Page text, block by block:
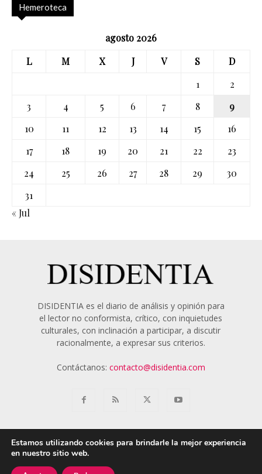
Hemeroteca
agosto 2026
L
M X J V S
D
1
2
3
4 5 6 7 8
9
10
11 12 13 14 15
16
17
18 19 20 21 22
23
24
25 26 27 28 29
30
31
« Jul
DISIDENTIA es el diario de análisis y opinión para
el lector no conformista, crítico, con inquietudes
culturales, con inclinación a participar, a discutir
racionalmente, a expresar sus criterios.
Contáctanos: contacto@disidentia.com
Estamos utilizando cookies para brindarle la mejor experiencia
en nuestro sitio web.